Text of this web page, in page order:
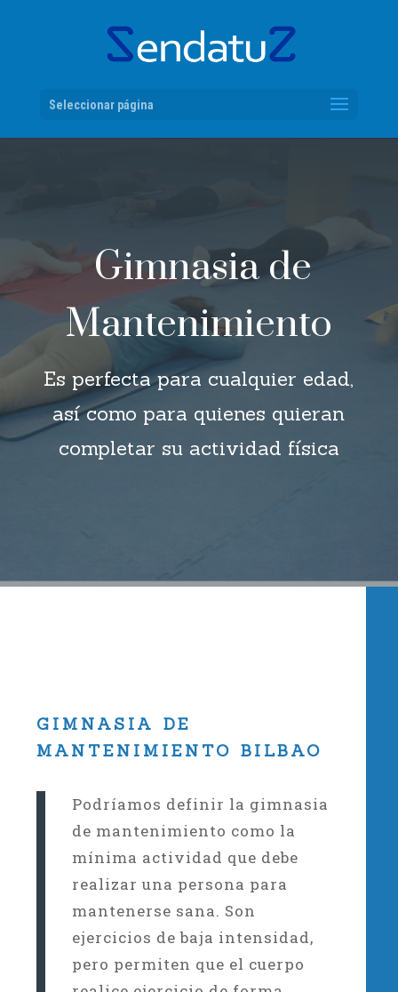
Seleccionar página
Gimnasia de
Mantenimiento
Es perfecta para cualquier edad,
así como para quienes quieran
completar su actividad física
GIMNASIA DE
MANTENIMIENTO BILBAO
Podríamos definir la gimnasia
de mantenimiento como la
mínima actividad que debe
realizar una persona para
mantenerse sana. Son
ejercicios de baja intensidad,
pero permiten que el cuerpo